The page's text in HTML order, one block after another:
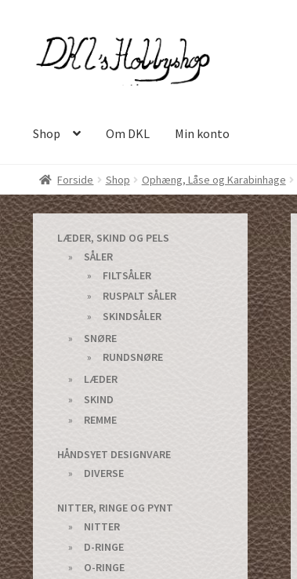
Spring
til
Spring
til
Shop Om DKL Min konto
Forside Shop Ophæng, Låse og Karabinhage
LÆDER, SKIND OG PELS
SÅLER
FILTSÅLER
RUSPALT SÅLER
SKINDSÅLER
SNØRE
RUNDSNØRE
LÆDER
SKIND
REMME
HÅNDSYET DESIGNVARE
DIVERSE
NITTER, RINGE OG PYNT
NITTER
D-RINGE
O-RINGE